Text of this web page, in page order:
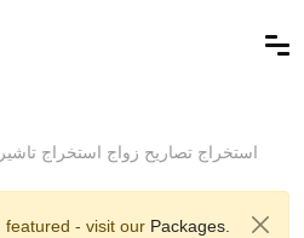
استخراج تصاريح زواج استخراج
featured - visit our Packages.